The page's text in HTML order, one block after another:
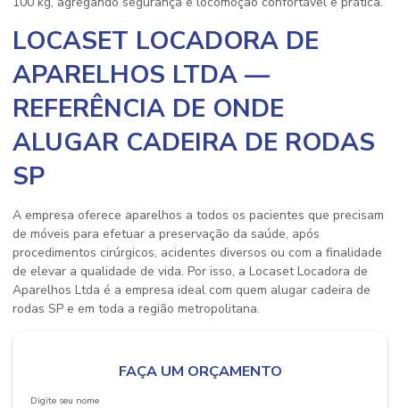
LOCASET LOCADORA DE
APARELHOS LTDA —
REFERÊNCIA DE ONDE
ALUGAR CADEIRA DE RODAS
SP
A empresa oferece aparelhos a todos os pacientes que precisam
de móveis para efetuar a preservação da saúde, após
procedimentos cirúrgicos, acidentes diversos ou com a finalidade
de elevar a qualidade de vida. Por isso, a Locaset Locadora de
Aparelhos Ltda é a empresa ideal com quem alugar cadeira de
rodas SP e em toda a região metropolitana.
FAÇA UM ORÇAMENTO
Digite seu nome